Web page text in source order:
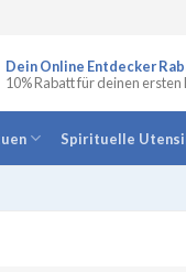
Dein Online Entdecker
10% Rabatt für deinen ersten
Spirituelle